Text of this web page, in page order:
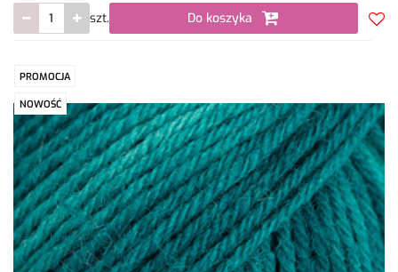
szt. Do koszyka
PROMOCJA
NOWOŚĆ